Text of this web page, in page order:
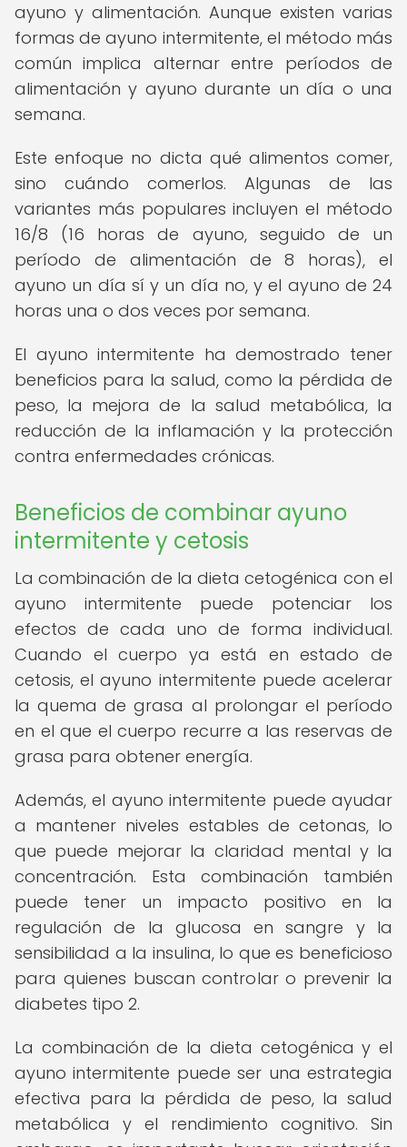
ayuno y alimentación. Aunque existen varias
formas de ayuno intermitente, el método más
común implica alternar entre períodos de
alimentación y ayuno durante un día o una
semana.
Este enfoque no dicta qué alimentos comer,
sino cuándo comerlos. Algunas de las
variantes más populares incluyen el método
16/8 (16 horas de ayuno, seguido de un
período de alimentación de 8 horas), el
ayuno un día sí y un día no, y el ayuno de 24
horas una o dos veces por semana.
El ayuno intermitente ha demostrado tener
beneficios para la salud, como la pérdida de
peso, la mejora de la salud metabólica, la
reducción de la inflamación y la protección
contra enfermedades crónicas.
Beneficios de combinar ayuno
intermitente y cetosis
La combinación de la dieta cetogénica con el
ayuno intermitente puede potenciar los
efectos de cada uno de forma individual.
Cuando el cuerpo ya está en estado de
cetosis, el ayuno intermitente puede acelerar
la quema de grasa al prolongar el período
en el que el cuerpo recurre a las reservas de
grasa para obtener energía.
Además, el ayuno intermitente puede ayudar
a mantener niveles estables de cetonas, lo
que puede mejorar la claridad mental y la
concentración. Esta combinación también
puede tener un impacto positivo en la
regulación de la glucosa en sangre y la
sensibilidad a la insulina, lo que es beneficioso
para quienes buscan controlar o prevenir la
diabetes tipo 2.
La combinación de la dieta cetogénica y el
ayuno intermitente puede ser una estrategia
efectiva para la pérdida de peso, la salud
metabólica y el rendimiento cognitivo. Sin